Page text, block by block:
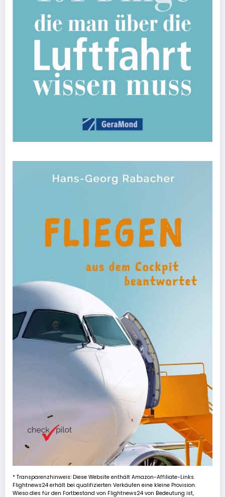
* Transparenzhinweis: Diese Website enthält Amazon-Affiliate-Links.
Flightnews24 erhält bei qualifizierten Verkäufen eine kleine Provision.
Wieso dies für den Fortbestand von Flightnews24 von Bedeutung ist,